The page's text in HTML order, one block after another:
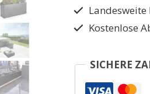
Kostenlose
SICHERE